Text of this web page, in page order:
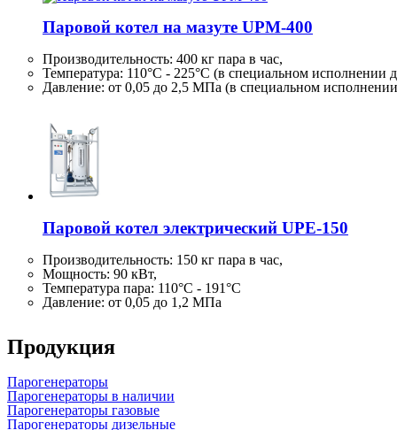
Паровой котел на мазуте UPM-400
Производительность: 400 кг пара в час,
Температура: 110°C - 225°C (в специальном исполнении
Давление: от 0,05 до 2,5 МПа (в специальном
Паровой котел электрический UPE-150
Производительность: 150 кг пара в час,
Мощность: 90 кВт,
Температура пара: 110°C - 191°C
Давление: от 0,05 до 1,2 МПа
Продукция
Парогенераторы
Парогенераторы в наличии
Парогенераторы газовые
Парогенераторы дизельные